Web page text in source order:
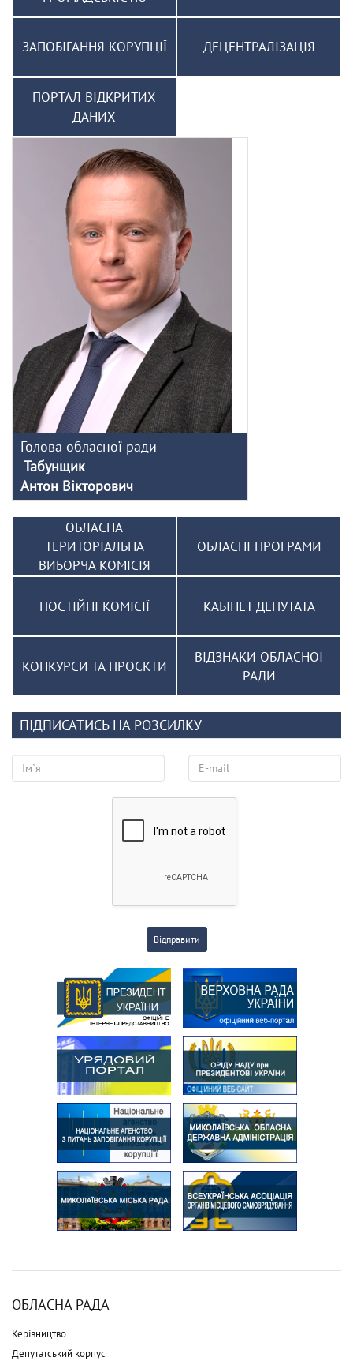
ЗАПОБІГАННЯ КОРУПЦІЇ ДЕЦЕНТРАЛІЗАЦІЯ
ПОРТАЛ ВІДКРИТИХ
ДАНИХ
Голова обласної ради
Табунщик
Антон Вікторович
ОБЛАСНА
ТЕРИТОРІАЛЬНА
ВИБОРЧА КОМІСІЯ
ОБЛАСНІ ПРОГРАМИ
ПОСТІЙНІ КОМІСІЇ КАБІНЕТ ДЕПУТАТА
КОНКУРСИ ТА ПРОЄКТИ
ВІДЗНАКИ ОБЛАСНОЇ
РАДИ
ПІДПИСАТИСЬ НА РОЗСИЛКУ
Відправити
ОБЛАСНА РАДА
Керівництво
Депутатський корпус